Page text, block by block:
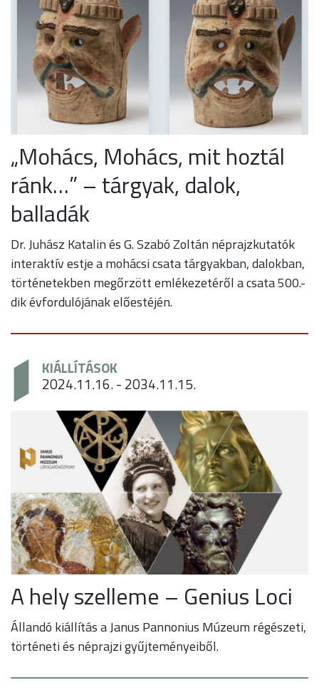
„Mohács, Mohács, mit hoztál
ránk…” – tárgyak, dalok,
balladák
Dr. Juhász Katalin és G. Szabó Zoltán néprajzkutatók
interaktív estje a mohácsi csata tárgyakban, dalokban,
történetekben megőrzött emlékezetéről a csata 500.-
dik évfordulójának előestéjén.
KIÁLLÍTÁSOK
2024.11.16. - 2034.11.15.
A hely szelleme – Genius Loci
Állandó kiállítás a Janus Pannonius Múzeum régészeti,
történeti és néprajzi gyűjteményeiből.